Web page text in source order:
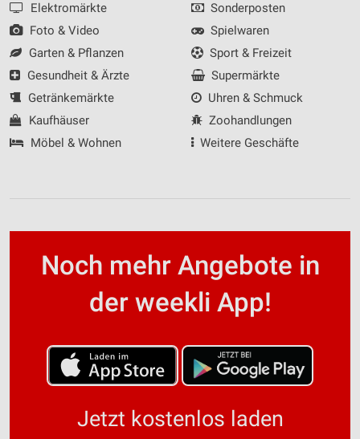
Elektromärkte
Foto & Video
Garten & Pflanzen
Gesundheit & Ärzte
Getränkemärkte
Kaufhäuser
Möbel & Wohnen
Sonderposten
Spielwaren
Sport & Freizeit
Supermärkte
Uhren & Schmuck
Zoohandlungen
Weitere Geschäfte
Noch mehr Angebote in
der weekli App!
Jetzt kostenlos laden